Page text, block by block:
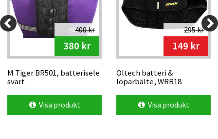
400 kr
380 kr
M Tiger BR501, batterisele
svart
Visa produkt
295 kr
149 kr
Oltech batteri &
löparbälte, WRB18
Visa produkt